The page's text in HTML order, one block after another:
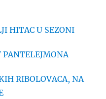
HITAC U SEZONI
PANTELEJMONA
RIBOLOVACA, NA